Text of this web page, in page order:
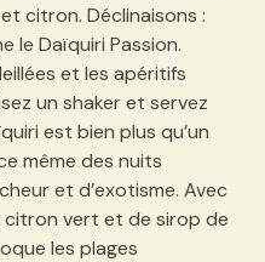
citron. Déclinaisons :
le Daïquiri Passion.
et les apéritifs
un shaker et servez
est bien plus qu’un
même des nuits
et d’exotisme. Avec
citron vert et de sirop de
les plages